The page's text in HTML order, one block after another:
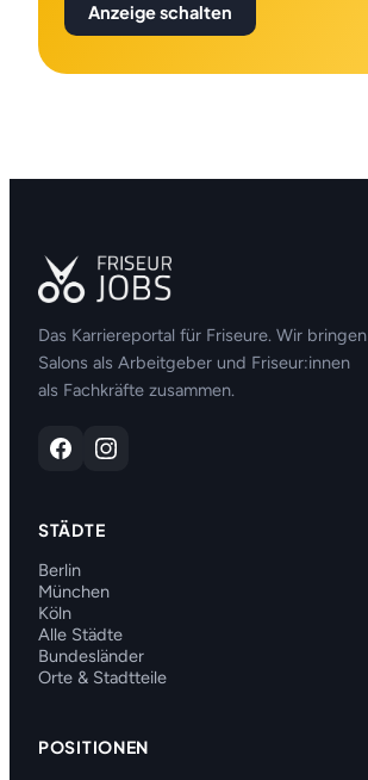
Anzeige schalten
Das Karriereportal für Friseure. Wir bringen
Salons als Arbeitgeber und Friseur:innen
als Fachkräfte zusammen.
STÄDTE
Berlin
München
Köln
Alle Städte
Bundesländer
Orte & Stadtteile
POSITIONEN